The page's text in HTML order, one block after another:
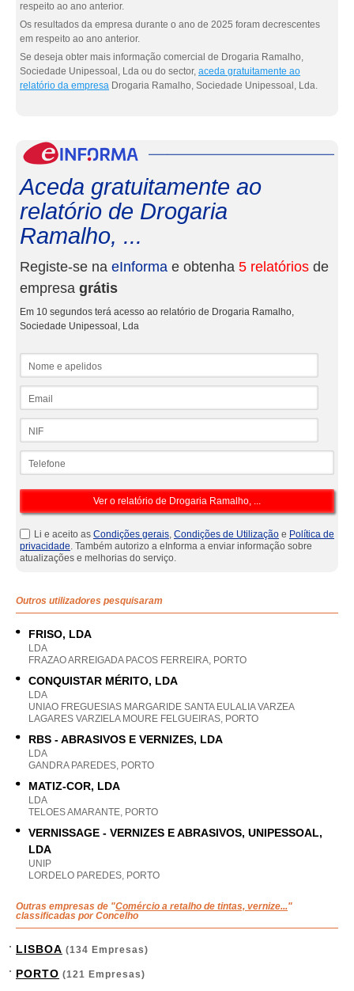
respeito ao ano anterior.
Os resultados da empresa durante o ano de 2025 foram decrescentes
em respeito ao ano anterior.
Se deseja obter mais informação comercial de Drogaria Ramalho,
Sociedade Unipessoal, Lda ou do sector, aceda gratuitamente ao
relatório da empresa Drogaria Ramalho, Sociedade Unipessoal, Lda.
Aceda gratuitamente ao
relatório de Drogaria
Ramalho, ...
Registe-se na eInforma e obtenha 5 relatórios de
empresa grátis
Em 10 segundos terá acesso ao relatório de Drogaria Ramalho,
Sociedade Unipessoal, Lda
Li e aceito as Condições gerais, Condições de Utilização e Política de
privacidade. Também autorizo a eInforma a enviar informação sobre
atualizações e melhorias do serviço.
Outros utilizadores pesquisaram
FRISO, LDA
LDA
FRAZAO ARREIGADA PACOS FERREIRA, PORTO
CONQUISTAR MÉRITO, LDA
LDA
UNIAO FREGUESIAS MARGARIDE SANTA EULALIA VARZEA
LAGARES VARZIELA MOURE FELGUEIRAS, PORTO
RBS - ABRASIVOS E VERNIZES, LDA
LDA
GANDRA PAREDES, PORTO
MATIZ-COR, LDA
LDA
TELOES AMARANTE, PORTO
VERNISSAGE - VERNIZES E ABRASIVOS, UNIPESSOAL,
LDA
UNIP
LORDELO PAREDES, PORTO
Outras empresas de "Comércio a retalho de tintas, vernize..."
classificadas por Concelho
LISBOA (134 Empresas)
PORTO (121 Empresas)